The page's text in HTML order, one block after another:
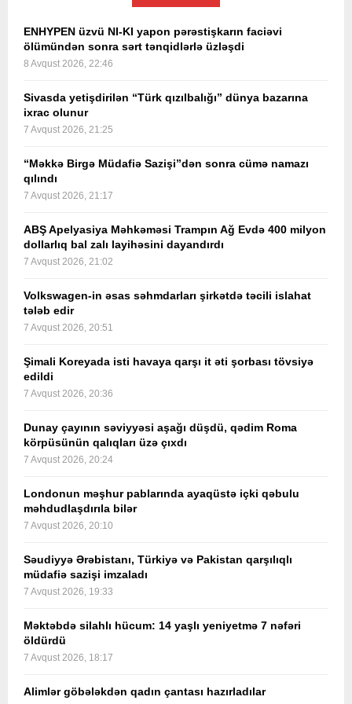
ENHYPEN üzvü NI-KI yapon pərəstişkarın faciəvi
ölümündən sonra sərt tənqidlərlə üzləşdi
8 Avqust 2026, 22:46
Sivasda yetişdirilən “Türk qızılbalığı” dünya bazarına
ixrac olunur
7 Avqust 2026, 21:25
“Məkkə Birgə Müdafiə Sazişi”dən sonra cümə namazı
qılındı
7 Avqust 2026, 21:17
ABŞ Apelyasiya Məhkəməsi Trampın Ağ Evdə 400 milyon
dollarlıq bal zalı layihəsini dayandırdı
7 Avqust 2026, 21:02
Volkswagen-in əsas səhmdarları şirkətdə təcili islahat
tələb edir
7 Avqust 2026, 20:51
Şimali Koreyada isti havaya qarşı it əti şorbası tövsiyə
edildi
7 Avqust 2026, 20:36
Dunay çayının səviyyəsi aşağı düşdü, qədim Roma
körpüsünün qalıqları üzə çıxdı
7 Avqust 2026, 20:24
Londonun məşhur pablarında ayaqüstə içki qəbulu
məhdudlaşdırıla bilər
7 Avqust 2026, 20:10
Səudiyyə Ərəbistanı, Türkiyə və Pakistan qarşılıqlı
müdafiə sazişi imzaladı
7 Avqust 2026, 19:33
Məktəbdə silahlı hücum: 14 yaşlı yeniyetmə 7 nəfəri
öldürdü
7 Avqust 2026, 18:17
Alimlər göbələkdən qadın çantası hazırladılar